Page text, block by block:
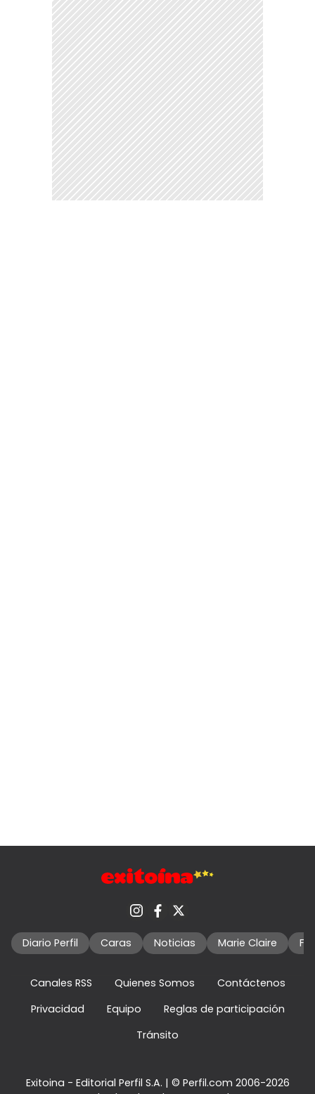
Diario Perfil Caras Noticias Marie Claire
Canales RSS Quienes Somos
Contáctenos
Privacidad
Equipo
Reglas de participación
Tránsito
Exitoina - Editorial Perfil S.A. | © Perfil.com 2006-2026